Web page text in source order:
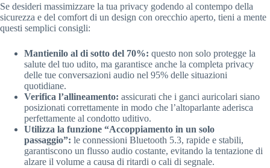
Se desideri massimizzare la tua privacy godendo al contempo della
sicurezza e del comfort di un design con orecchio aperto, tieni a mente
questi semplici consigli:
Mantienilo al di sotto del 70%: questo non solo protegge la
salute del tuo udito, ma garantisce anche la completa privacy
delle tue conversazioni audio nel 95% delle situazioni
quotidiane.
Verifica l’allineamento: assicurati che i ganci auricolari siano
posizionati correttamente in modo che l’altoparlante aderisca
perfettamente al condotto uditivo.
Utilizza la funzione “Accoppiamento in un solo
passaggio”: le connessioni Bluetooth 5.3, rapide e stabili,
garantiscono un flusso audio costante, evitando la tentazione di
alzare il volume a causa di ritardi o cali di segnale.